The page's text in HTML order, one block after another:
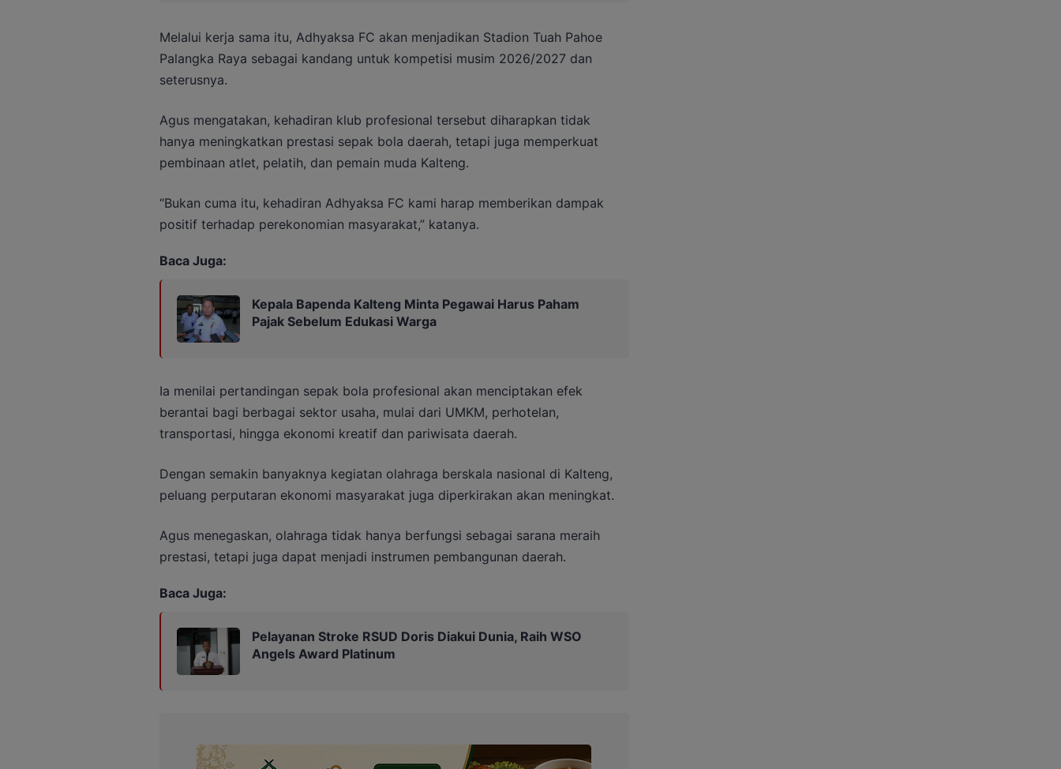
Melalui kerja sama itu, Adhyaksa FC akan menjadikan Stadion Tuah Pahoe
Palangka Raya sebagai kandang untuk kompetisi musim 2026/2027 dan
seterusnya.
Agus mengatakan, kehadiran klub profesional tersebut diharapkan tidak
hanya meningkatkan prestasi sepak bola daerah, tetapi juga memperkuat
pembinaan atlet, pelatih, dan pemain muda Kalteng.
“Bukan cuma itu, kehadiran Adhyaksa FC kami harap memberikan dampak
positif terhadap perekonomian masyarakat,” katanya.
Baca Juga:
Kepala Bapenda Kalteng Minta Pegawai Harus Paham
Pajak Sebelum Edukasi Warga
Ia menilai pertandingan sepak bola profesional akan menciptakan efek
berantai bagi berbagai sektor usaha, mulai dari UMKM, perhotelan,
transportasi, hingga ekonomi kreatif dan pariwisata daerah.
Dengan semakin banyaknya kegiatan olahraga berskala nasional di Kalteng,
peluang perputaran ekonomi masyarakat juga diperkirakan akan meningkat.
Agus menegaskan, olahraga tidak hanya berfungsi sebagai sarana meraih
prestasi, tetapi juga dapat menjadi instrumen pembangunan daerah.
Baca Juga:
Pelayanan Stroke RSUD Doris Diakui Dunia, Raih WSO
Angels Award Platinum